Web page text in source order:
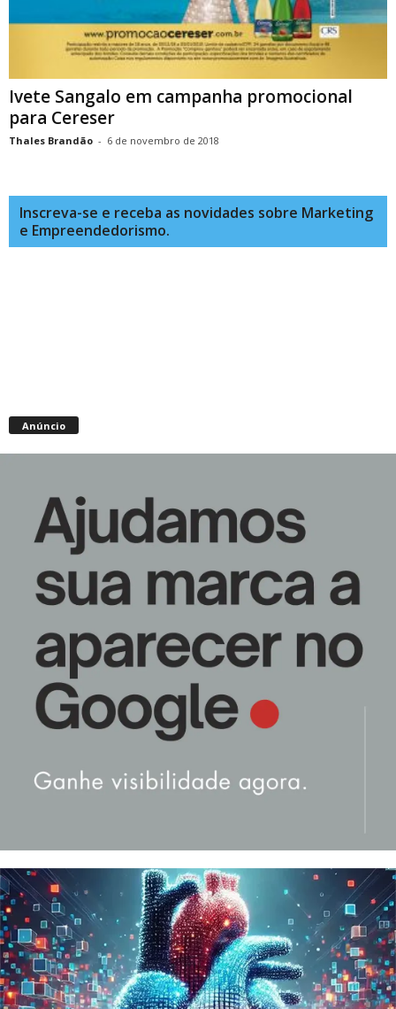
Ivete Sangalo em campanha promocional
para Cereser
Thales Brandão - 6 de novembro de 2018
Inscreva-se e receba as novidades sobre Marketing
e Empreendedorismo.
Anúncio